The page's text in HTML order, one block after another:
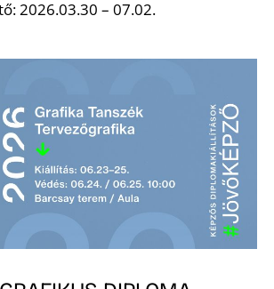
2026.03.30 – 07.02.